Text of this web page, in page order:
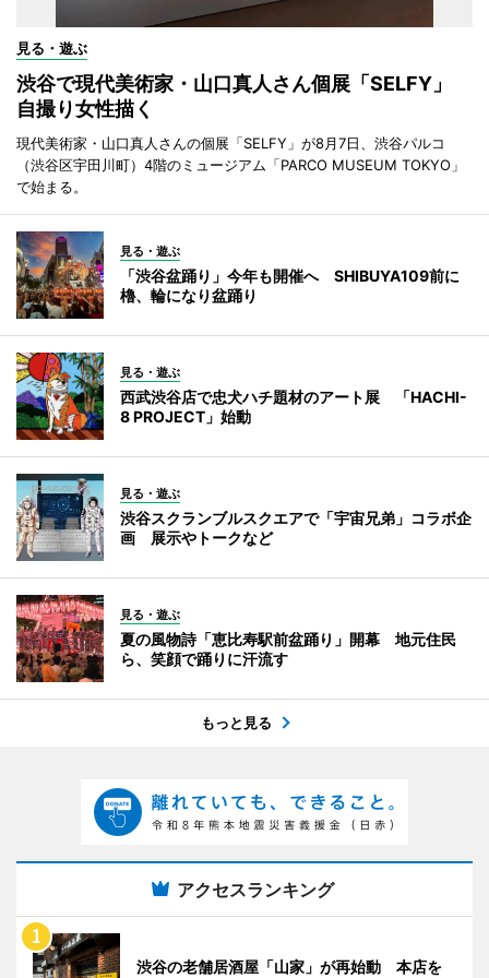
見る・遊ぶ
渋谷で現代美術家・山口真人さん個展「SELFY」
自撮り女性描く
現代美術家・山口真人さんの個展「SELFY」が8月7日、渋谷パルコ
（渋谷区宇田川町）4階のミュージアム「PARCO MUSEUM TOKYO」
で始まる。
見る・遊ぶ
「渋谷盆踊り」今年も開催へ SHIBUYA109前に
櫓、輪になり盆踊り
見る・遊ぶ
西武渋谷店で忠犬ハチ題材のアート展 「HACHI-
8 PROJECT」始動
見る・遊ぶ
渋谷スクランブルスクエアで「宇宙兄弟」コラボ企
画 展示やトークなど
見る・遊ぶ
夏の風物詩「恵比寿駅前盆踊り」開幕 地元住民
ら、笑顔で踊りに汗流す
もっと見る
アクセスランキング
渋谷の老舗居酒屋「山家」が再始動 本店を